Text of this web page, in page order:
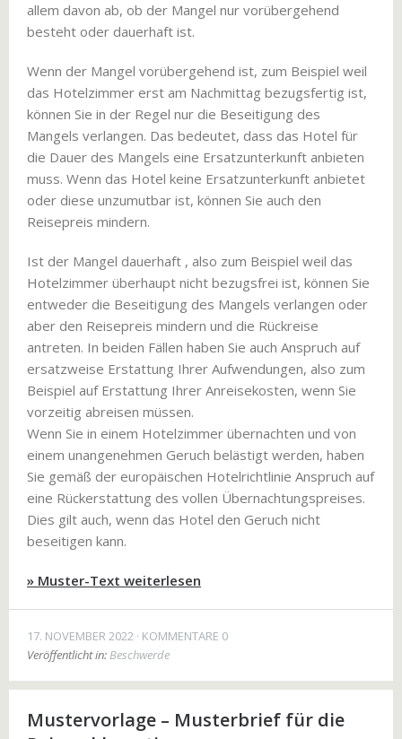
allem davon ab, ob der Mangel nur vorübergehend
besteht oder dauerhaft ist.
Wenn der Mangel vorübergehend ist, zum Beispiel weil
das Hotelzimmer erst am Nachmittag bezugsfertig ist,
können Sie in der Regel nur die Beseitigung des
Mangels verlangen. Das bedeutet, dass das Hotel für
die Dauer des Mangels eine Ersatzunterkunft anbieten
muss. Wenn das Hotel keine Ersatzunterkunft anbietet
oder diese unzumutbar ist, können Sie auch den
Reisepreis mindern.
Ist der Mangel dauerhaft , also zum Beispiel weil das
Hotelzimmer überhaupt nicht bezugsfrei ist, können Sie
entweder die Beseitigung des Mangels verlangen oder
aber den Reisepreis mindern und die Rückreise
antreten. In beiden Fällen haben Sie auch Anspruch auf
ersatzweise Erstattung Ihrer Aufwendungen, also zum
Beispiel auf Erstattung Ihrer Anreisekosten, wenn Sie
vorzeitig abreisen müssen.
Wenn Sie in einem Hotelzimmer übernachten und von
einem unangenehmen Geruch belästigt werden, haben
Sie gemäß der europäischen Hotelrichtlinie Anspruch auf
eine Rückerstattung des vollen Übernachtungspreises.
Dies gilt auch, wenn das Hotel den Geruch nicht
beseitigen kann.
» Muster-Text weiterlesen
17. NOVEMBER 2022 KOMMENTARE 0
Veröffentlicht in:Beschwerde
Mustervorlage – Musterbrief für die